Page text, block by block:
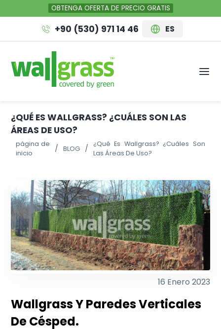
OBTENGA OFERTA DE PRECIO GRATIS
+90 (530) 971 14 46 ES
¿QUÉ ES WALLGRASS? ¿CUÁLES SON LAS
ÁREAS DE USO?
página de
inicio
BLOG
¿Qué Es Wallgrass? ¿Cuáles Son
Las Áreas De Uso?
16 Enero 2023
Wallgrass Y Paredes Verticales
De Césped.